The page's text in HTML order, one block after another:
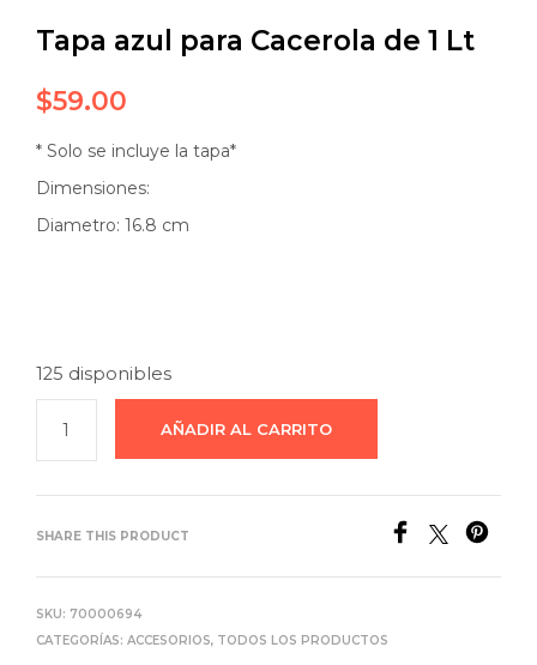
Tapa azul para Cacerola de 1 Lt
$59.00
* Solo se incluye la tapa*
Dimensiones:
Diametro: 16.8 cm
125 disponibles
AÑADIR AL CARRITO
SHARE THIS PRODUCT
SKU: 70000694
CATEGORÍAS: ACCESORIOS, TODOS LOS PRODUCTOS